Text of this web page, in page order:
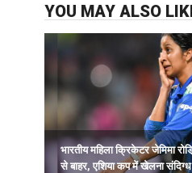
YOU MAY ALSO
भारतीय महिला क्रिकेटर जेमिमा
से बाहर, एशिया कप में खेलना